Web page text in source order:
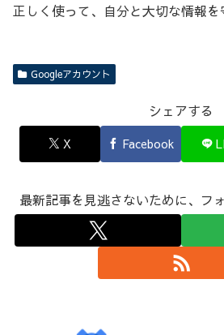
正しく使って、自分と大切な情報を
Googleアカウント
シェアする
X Facebook
最新記事を見逃さないために、フ